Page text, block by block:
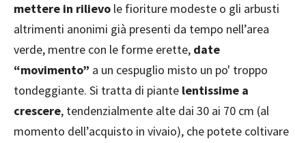
mettere in rilievo le fioriture modeste o gli arbusti
altrimenti anonimi già presenti da tempo nell’area
verde, mentre con le forme erette, date
“movimento” a un cespuglio misto un po' troppo
tondeggiante. Si tratta di piante lentissime a
crescere, tendenzialmente alte dai 30 ai 70 cm (al
momento dell’acquisto in vivaio), che potete coltivare